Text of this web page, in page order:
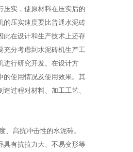
压实，使原材料在压实后的
的压实速度要比普通水泥砖
此在设计和生产技术上还存
充分考虑到水泥砖机生产工
进行研究开发。在设计方
的使用情况及使用效果。其
过程对材料、加工工艺、
高抗冲击性的水泥砖。
具有抗拉力大、不易变形等